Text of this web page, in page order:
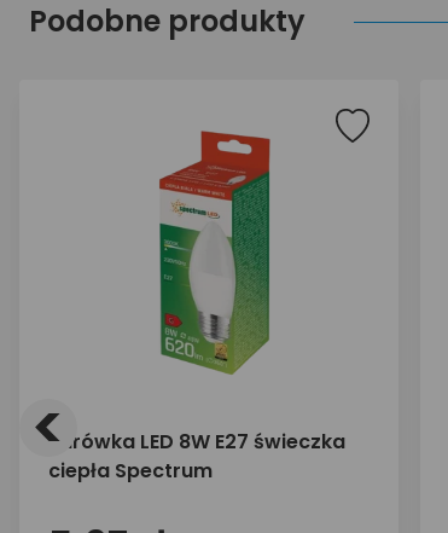
Podobne produkty
Żarówka LED 8W E27 świeczka
ciepła Spectrum
<